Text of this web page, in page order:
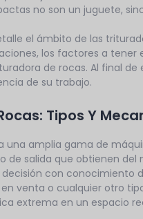
no son un juguete,
el ámbito de las
los factores a
de rocas. Al final
de su trabajo.
Tipos Y
una amplia gama de
de salida que obtienen
con conocimiento
venta o cualquier otro
extrema en un espacio